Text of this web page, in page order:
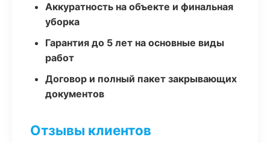
Аккуратность на объекте и финальная
уборка
Гарантия до 5 лет на основные виды
работ
Договор и полный пакет закрывающих
документов
Отзывы клиентов